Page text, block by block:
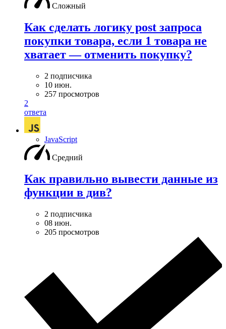
Сложный
Как сделать логику post запроса
покупки товара, если 1 товара не
хватает — отменить покупку?
2 подписчика
10 июн.
257 просмотров
2
ответа
JavaScript
Средний
Как правильно вывести данные из
функции в див?
2 подписчика
08 июн.
205 просмотров